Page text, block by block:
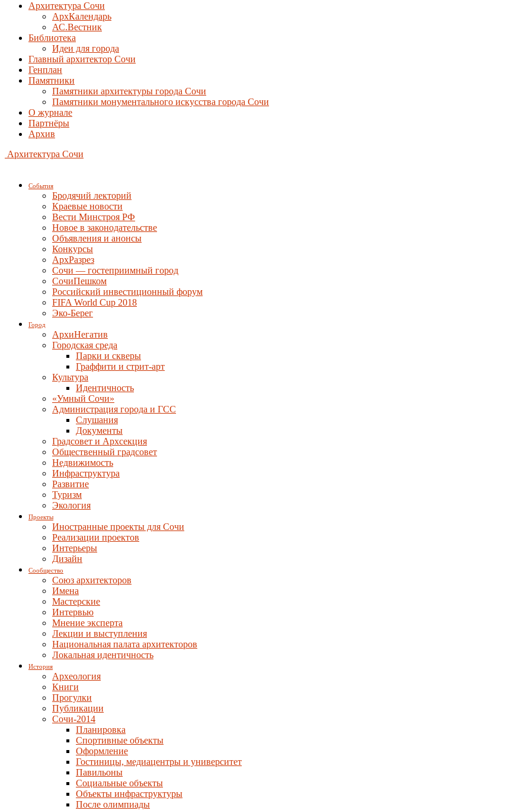
Архитектура Сочи
АрхКалендарь
АС.Вестник
Библиотека
Идеи для города
Главный архитектор Сочи
Генплан
Памятники
Памятники архитектуры города Сочи
Памятники монументального искусства города Сочи
О журнале
Партнёры
Архив
Архитектура Сочи
События
Бродячий лекторий
Краевые новости
Вести Минстроя РФ
Новое в законодательстве
Объявления и анонсы
Конкурсы
АрхРазрез
Сочи — гостеприимный город
СочиПешком
Российский инвестиционный форум
FIFA World Cup 2018
Эко-Берег
Город
АрхиНегатив
Городская среда
Парки и скверы
Граффити и стрит-арт
Культура
Идентичность
«Умный Сочи»
Администрация города и ГСС
Слушания
Документы
Градсовет и Архсекция
Общественный градсовет
Недвижимость
Инфраструктура
Развитие
Туризм
Экология
Проекты
Иностранные проекты для Сочи
Реализации проектов
Интерьеры
Дизайн
Сообщество
Союз архитекторов
Имена
Мастерские
Интервью
Мнение эксперта
Лекции и выступления
Национальная палата архитекторов
Локальная идентичность
История
Археология
Книги
Прогулки
Публикации
Сочи-2014
Планировка
Спортивные объекты
Оформление
Гостиницы, медиацентры и университет
Павильоны
Социальные объекты
Объекты инфраструктуры
После олимпиады